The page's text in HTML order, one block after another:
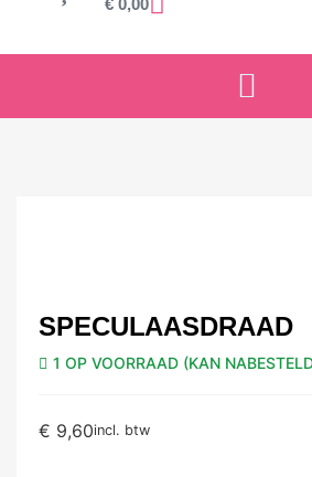
SPECULAASDRAAD
1 OP VOORRAAD (KAN
€ 9,60incl. btw